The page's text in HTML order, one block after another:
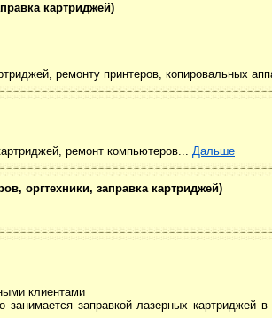
картриджей)
ремонту принтеров, копировальных
ремонт компьютеров... Дальше
оргтехники, заправка картриджей)
клиентами
заправкой лазерных картриджей